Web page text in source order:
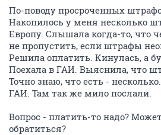
По-поводу просроченных
Накопилось у меня несколько
Европу. Слышала когда-то, что
не пропустить, если штрафы
Решила оплатить. Кинулась, а
Поехала в ГАИ. Выяснила, что
Точно знаю, что есть -
ГАИ. Там так же мило послали.
Вопрос - платить-то надо?
обратиться?